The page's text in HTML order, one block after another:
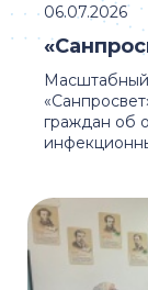
Масштабный
граждан об
06.07.2026